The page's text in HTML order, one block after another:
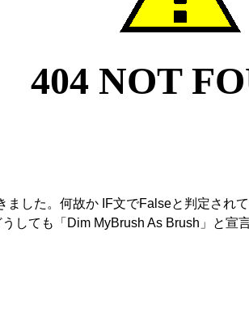
した。何故か IF文でFalseと判定されて
しても「Dim MyBrush As Brush」と宣